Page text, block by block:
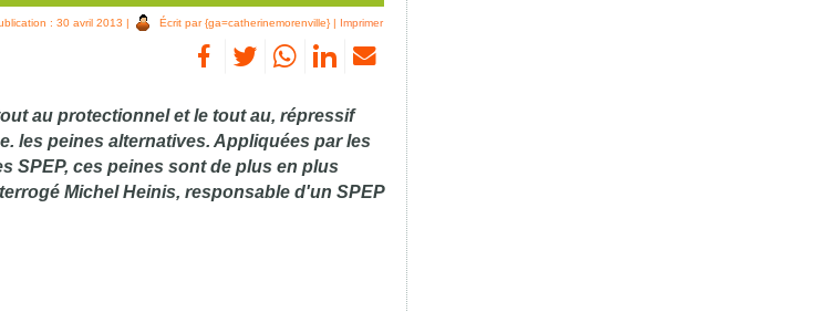
: 30 avril 2013 | Écrit par {ga=catherinemorenville} | Imprimer
au protectionnel et le tout au, répressif
les peines alternatives. Appliquées par les
SPEP, ces peines sont de plus en plus
Michel Heinis, responsable d'un SPEP